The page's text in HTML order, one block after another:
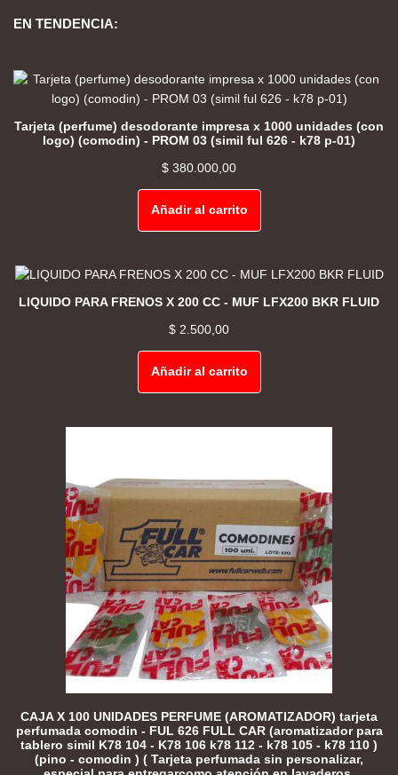
EN TENDENCIA:
Tarjeta (perfume) desodorante impresa x 1000 unidades (con
logo) (comodin) - PROM 03 (simil ful 626 - k78 p-01)
$ 380.000,00
Añadir al carrito
LIQUIDO PARA FRENOS X 200 CC - MUF LFX200 BKR FLUID
$ 2.500,00
Añadir al carrito
CAJA X 100 UNIDADES PERFUME (AROMATIZADOR) tarjeta
perfumada comodin - FUL 626 FULL CAR (aromatizador para
tablero simil K78 104 - K78 106 k78 112 - k78 105 - k78 110 )
(pino - comodin ) ( Tarjeta perfumada sin personalizar,